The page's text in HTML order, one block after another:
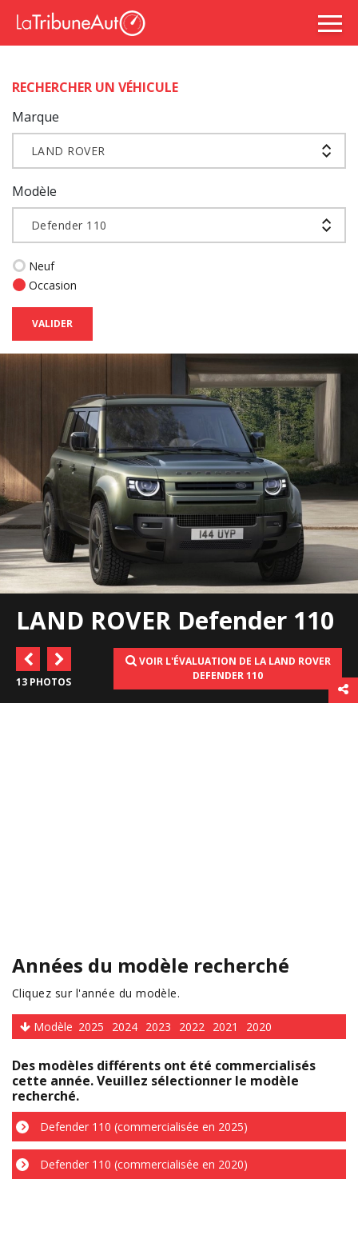
RECHERCHER UN VÉHICULE
Marque
LAND ROVER
Modèle
Defender 110
Neuf
Occasion
VALIDER
LAND ROVER Defender 110
13 PHOTOS
VOIR L'ÉVALUATION DE LA LAND ROVER
DEFENDER 110
Années du modèle recherché
Cliquez sur l'année du modèle.
Modèle 2025 2024 2023 2022 2021 2020
Des modèles différents ont été commercialisés
cette année. Veuillez sélectionner le modèle
recherché.
Defender 110 (commercialisée en 2025)
Defender 110 (commercialisée en 2020)